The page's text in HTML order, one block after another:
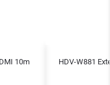
10m HDV-W881